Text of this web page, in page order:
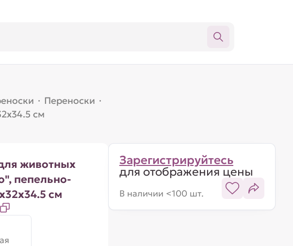
· Переноски ·
см
животных
пепельно-
см
Зарегистрируйтесь
для отображения цены
В наличии <100 шт.